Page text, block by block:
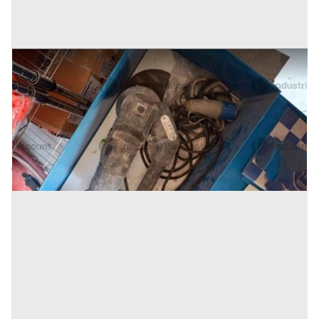
38#9506 Levigatrice Rurmec RL 80
Inserito il: 10/07/2026
Moscufo (Pescara)
Annuncio scaduto
Prezzo
200 €
Codice annuncio:1773452407